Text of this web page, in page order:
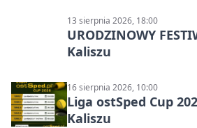
13 sierpnia 2026, 18:00
URODZINOWY
Kaliszu
16 sierpnia 2026, 10:00
Liga ostSped Cup
Kaliszu